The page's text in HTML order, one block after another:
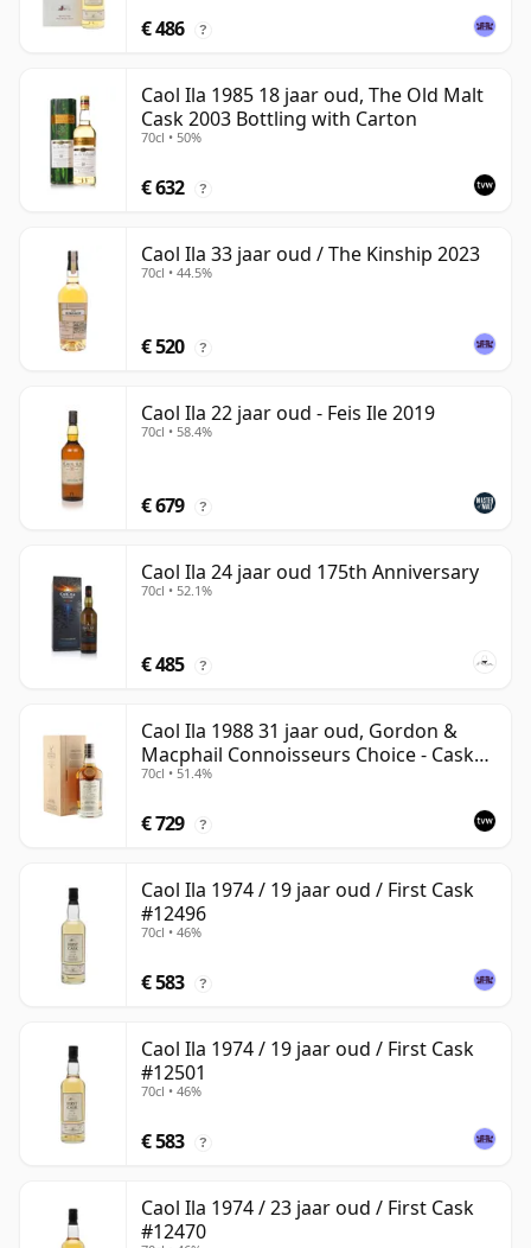
€ 486 ?
Caol Ila 1985 18 jaar oud, The Old Malt
Cask 2003 Bottling with Carton
70cl • 50%
€ 632 ?
Caol Ila 33 jaar oud / The Kinship 2023
70cl • 44.5%
€ 520 ?
Caol Ila 22 jaar oud - Feis Ile 2019
70cl • 58.4%
€ 679 ?
Caol Ila 24 jaar oud 175th Anniversary
70cl • 52.1%
€ 485 ?
Caol Ila 1988 31 jaar oud, Gordon &
Macphail Connoisseurs Choice - Cask
225
70cl • 51.4%
€ 729 ?
Caol Ila 1974 / 19 jaar oud / First Cask
#12496
70cl • 46%
€ 583 ?
Caol Ila 1974 / 19 jaar oud / First Cask
#12501
70cl • 46%
€ 583 ?
Caol Ila 1974 / 23 jaar oud / First Cask
#12470